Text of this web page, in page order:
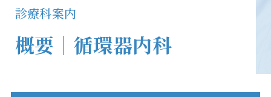
診療科案内
概要｜循環器内科